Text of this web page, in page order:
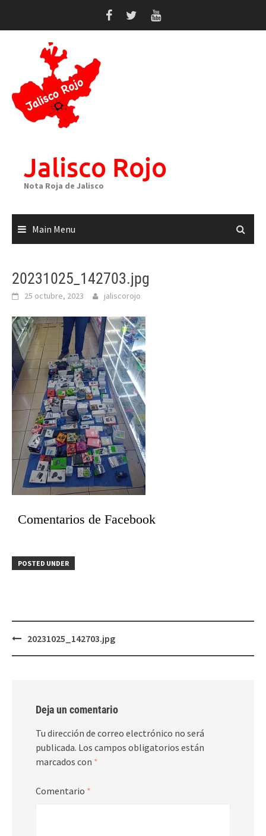
Jalisco Rojo
Nota Roja de Jalisco
Main Menu
20231025_142703.jpg
25 octubre, 2023 jaliscorojo
Comentarios de Facebook
POSTED UNDER
Post20231025_142703.jpg
Deja un comentario
Tu dirección de correo electrónico no será
publicada. Los campos obligatorios están
marcados con *
Comentario *